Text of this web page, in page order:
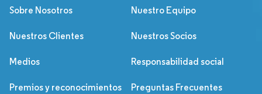
Sobre Nosotros Nuestro Equipo
Nuestros Clientes Nuestros Socios
Medios Responsabilidad social
Premios y reconocimientos Preguntas Frecuentes